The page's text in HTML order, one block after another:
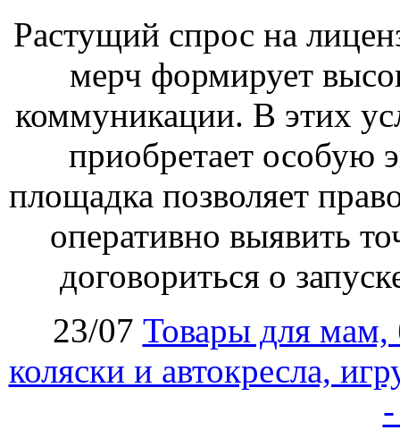
Растущий спрос на
мерч формирует
коммуникации. В этих
приобретает особую
площадка позволяет
оперативно выявить
договориться о
23/07 Товары для мам,
коляски и автокресла,